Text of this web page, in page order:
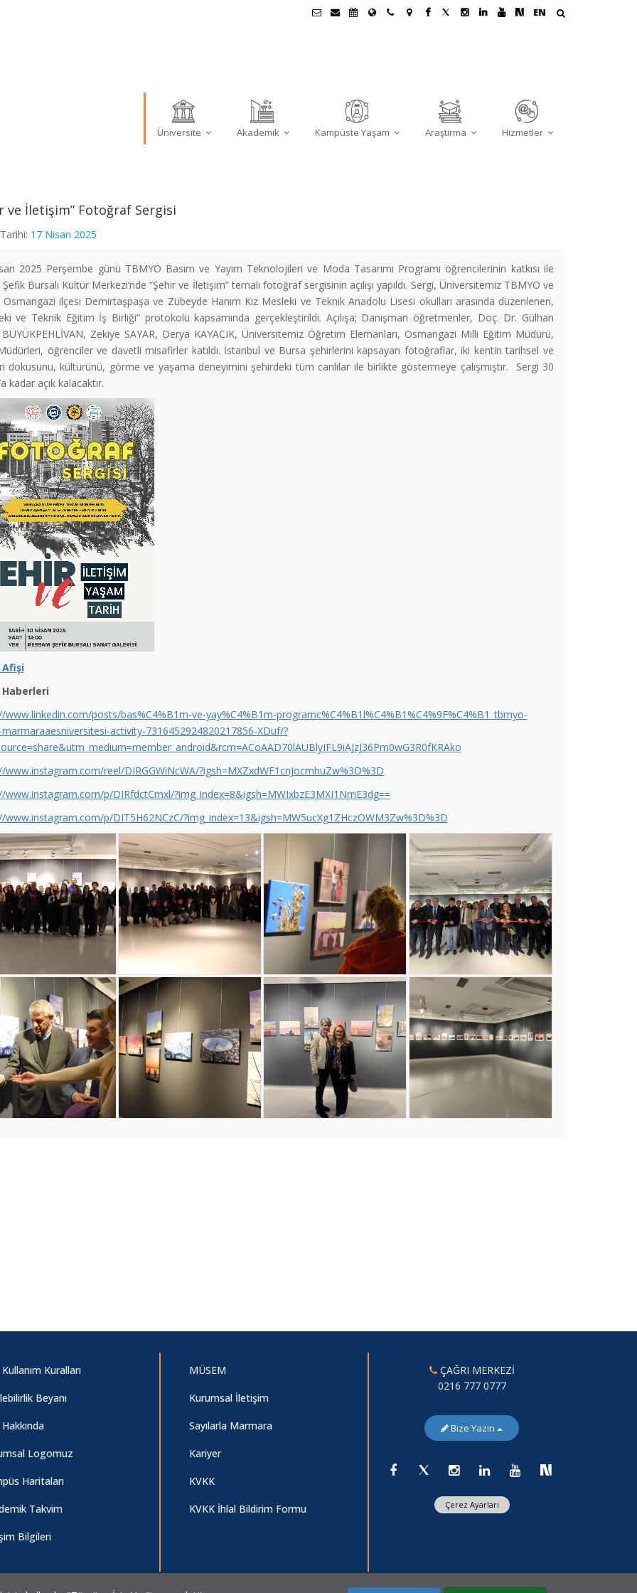
EN
Üniversite Akademik Kampüste Yaşam Araştırma Hizmetler
ve İletişim” Fotoğraf Sergisi
17 Nisan 2025
2025 Perşembe günü TBMYO Basım ve Yayım Teknolojileri ve Moda Tasarımı Programı öğrencilerinin katkısı ile
Bursalı Kültür Merkezi’nde “Şehir ve İletişim” temalı fotoğraf sergisinin açılışı yapıldı. Sergi, Üniversitemiz TBMYO ve
Osmangazi ilçesi Demirtaşpaşa ve Zübeyde Hanım Kız Mesleki ve Teknik Anadolu Lisesi okulları arasında düzenlenen,
ve Teknik Eğitim İş Birliği” protokolü kapsamında gerçekleştirildi. Açılışa; Danışman öğretmenler, Doç. Dr. Gülhan
BÜYÜKPEHLİVAN, Zekiye SAYAR, Derya KAYACIK, Üniversitemiz Öğretim Elemanları, Osmangazi Milli Eğitim Müdürü,
öğrenciler ve davetli misafirler katıldı. İstanbul ve Bursa şehirlerini kapsayan fotoğraflar, iki kentin tarihsel ve
dokusunu, kültürünü, görme ve yaşama deneyimini şehirdeki tüm canlılar ile birlikte göstermeye çalışmıştır. Sergi 30
kadar açık kalacaktır.
Afişi
Haberleri
www.linkedin.com/posts/bas%C4%B1m-ve-yay%C4%B1m-programc%C4%B1l%C4%B1%C4%9F%C4%B1_tbmyo-
activity-7316452924820217856-XDuf/?
www.instagram.com/reel/DIRGGWiNcWA/?igsh=MXZxdWF1cnJocmhuZw%3D%3D
www.instagram.com/p/DIRfdctCmxl/?img_index=8&igsh=MWIxbzE3MXI1NmE3dg==
www.instagram.com/p/DIT5H62NCzC/?img_index=13&igsh=MW5ucXg1ZHczOWM3Zw%3D%3D
Kuralları
Beyanı
Logomuz
Haritaları
Takvim
Bilgileri
MÜSEM
Kurumsal İletişim
Sayılarla Marmara
Kariyer
KVKK
KVKK İhlal Bildirim Formu
ÇAĞRI MERKEZİ
0216 777 0777
Bize Yazın
Çerez Ayarları